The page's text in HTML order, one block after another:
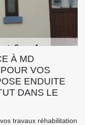
À MD
VOS
ENDUITE
DANS LE
travaux réhabilitation